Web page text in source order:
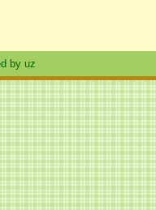
by uz